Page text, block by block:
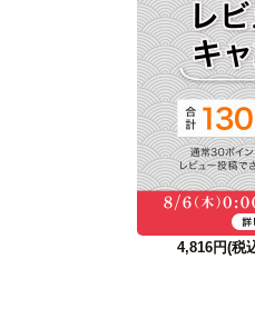
【夏季限定
つゆ・そう
＜常温・O
4,816円(税